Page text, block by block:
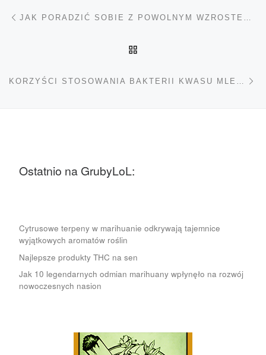
Nawigacja wpisu
Ostatnio na GrubyLoL:
Cytrusowe terpeny w marihuanie odkrywają tajemnice
wyjątkowych aromatów roślin
Najlepsze produkty THC na sen
Jak 10 legendarnych odmian marihuany wpłynęło na rozwój
nowoczesnych nasion